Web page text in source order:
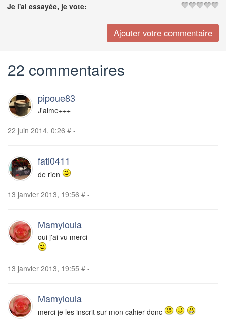
Je l'ai essayée, je vote:
22 commentaires
pipoue83
J'aime+++
22 juin 2014, 0:26 # -
fati0411
de rien
13 janvier 2013, 19:56 # -
Mamyloula
oui j'ai vu merci
13 janvier 2013, 19:55 # -
Mamyloula
merci je les inscrit sur mon cahier donc